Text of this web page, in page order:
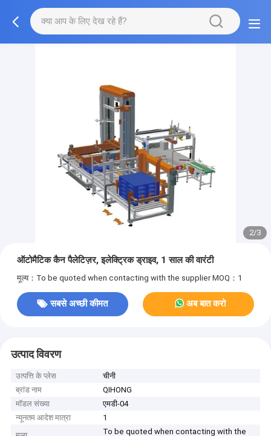
2/3
ऑटोमैटिक कैन पैलेटिज़र, इलेक्ट्रिक ड्राइव, 1 साल की वारंटी
मूल्य：To be quoted when contacting with the supplier MOQ：1
सबसे अच्छी कीमत अब बात करो
उत्पाद विवरण
उत्पत्ति के प्लेस
चीनी
ब्रांड नाम
QIHONG
मॉडल संख्या
एमडी-04
न्यूनतम आदेश मात्रा
1
To be quoted when contacting with the